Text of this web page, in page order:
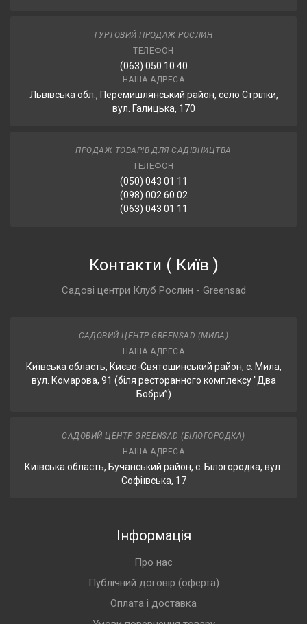
ГУРТОВИЙ ПРОДАЖ РОСЛИН
ТЕЛЕФОН
(063) 050 10 40
НАША АДРЕСА
Львівська обл., Перемишлянський район, село Стрілки,
вул. Галицька, 170
ПРОДАЖ ТОВАРІВ ДЛЯ САДІВНИЦТВА
ТЕЛЕФОН
(050) 043 01 11
(098) 002 60 02
(063) 043 01 11
Контакти ( Київ )
Садові центри Клуб Рослин - Greensad
САДОВИЙ ЦЕНТР GREENSAD (МИЛА)
НАША АДРЕСА
Київська область, Києво-Святошинський район, с. Мила,
вул. Комарова, 91 (біля ресторанного комплексу "Два
Бобри”)
САДОВИЙ ЦЕНТР GREENSAD (БІЛОГОРОДКА)
НАША АДРЕСА
Київська область, Бучанський район, с. Білогородка, вул.
Софіївська, 17
Інформація
Про нас
Публічний договір (оферта)
Оплата і доставка